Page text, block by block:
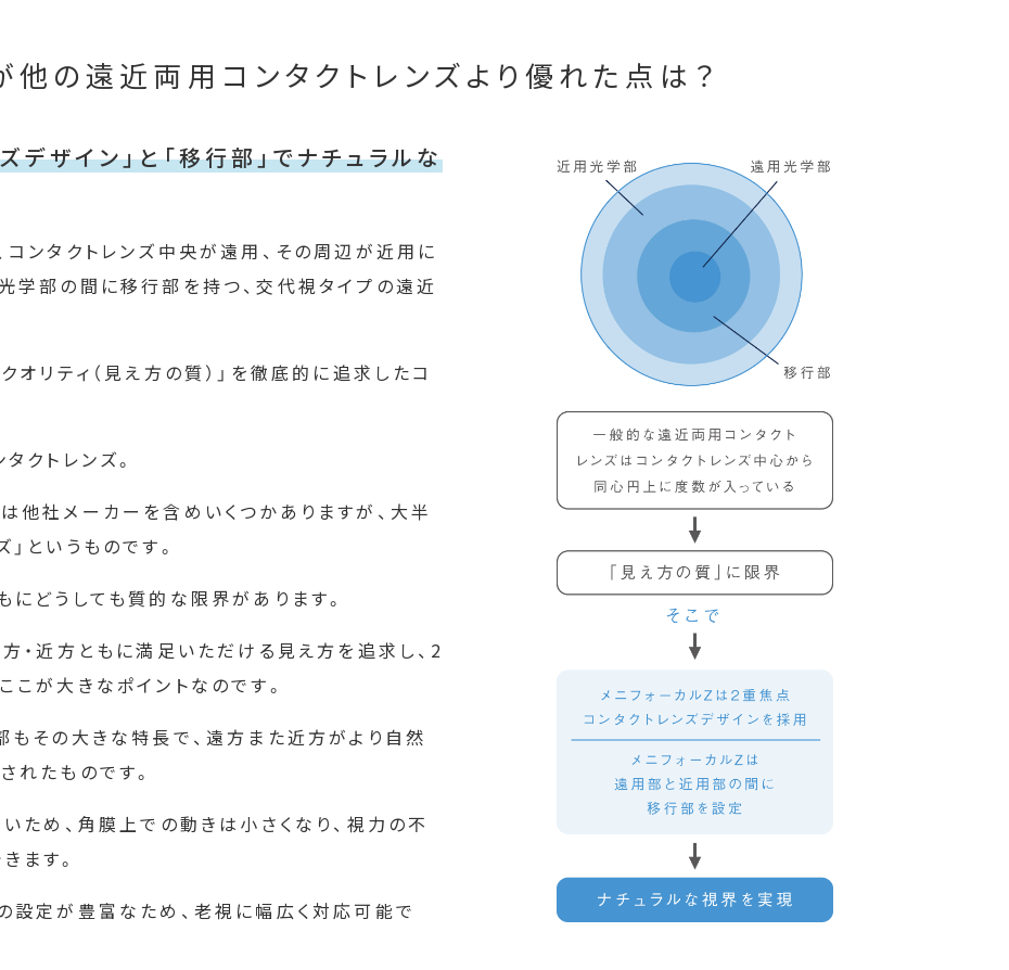
他の遠近両用コンタクトレンズより優れた点は？
デザイン」と「移行部」でナチュラルな
コンタクトレンズ中央が遠用、その周辺が近用に
学部の間に移行部を持つ、交代視タイプの遠近
オリティ（見え方の質）」を徹底的に追求したコ
クトレンズ。
他社メーカーを含めいくつかありますが、大半
というものです。
にどうしても質的な限界があります。
方・近方ともに満足いただける見え方を追求し、2
こが大きなポイントなのです。
もその大きな特長で、遠方また近方がより自然
れたものです。
め、角膜上での動きは小さくなり、視力の不
ます。
設定が豊富なため、老視に幅広く対応可能で